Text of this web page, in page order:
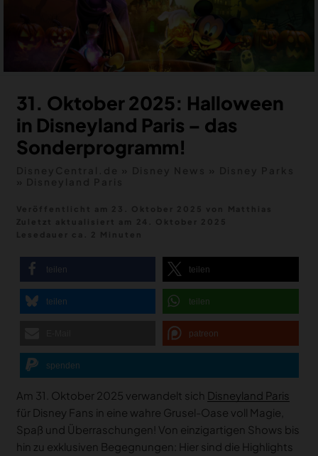
DEALS
MEIN HQ
50
31. Oktober 2025: Halloween
in Disneyland Paris – das
Sonderprogramm!
teilen teilen
teilen teilen
patreon
spenden
Am 31. Oktober 2025 verwandelt sich Disneyland Paris
für Disney Fans in eine wahre Grusel-Oase voll Magie,
Spaß und Überraschungen! Von einzigartigen Shows bis
hin zu exklusiven Begegnungen: Hier sind die Highlights